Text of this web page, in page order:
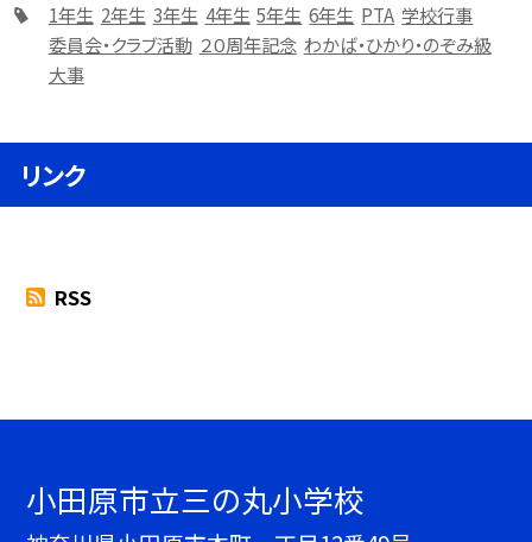
1年生 2年生 3年生 4年生 5年生 6年生 PTA 学校行事
委員会・クラブ活動 ２０周年記念 わかば・ひかり・のぞみ級
大事
リンク
RSS
小田原市立三の丸小学校